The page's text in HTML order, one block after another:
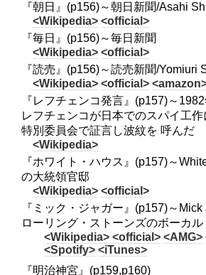
『朝日』(p156)～朝日新聞/Asahi
<Wikipedia> <official>
『毎日』(p156)～毎日新聞
<Wikipedia> <official>
『読売』(p156)～読売新聞/Yomiuri
<Wikipedia> <official>
『レフチェンコ発言』(p157)～
レフチェンコが日本でのスパイ工
特別委員会で証言し波紋を 呼んだ
<Wikipedia>
『ホワイト・ハウス』(p157)～
の大統領官邸
<Wikipedia> <official>
『ミック・ジャガー』(p157)～Mick
ローリング・ストーンズのボーカル
<Wikipedia> <official> <AMG>
<Spotify> <iTunes>
『明治神宮』(p159,p160)